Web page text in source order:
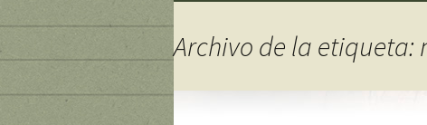
Archivo de la